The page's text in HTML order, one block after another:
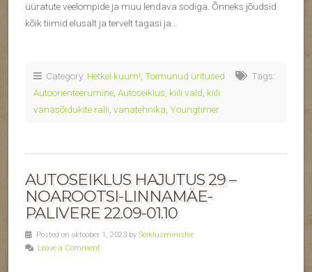
üüratute veelompide ja muu lendava sodiga. Õnneks jõudsid
kõik tiimid elusalt ja tervelt tagasi ja…
Category: Hetkel kuum! Toimunud üritused
Tags:
Autoorienteerumine Autoseiklus kiili vald kiili
vanasõidukite ralli vanatehnika Youngtimer
AUTOSEIKLUS HAJUTUS 29 –
NOAROOTSI-LINNAMÄE-
PALIVERE 22.09-01.10
Posted on oktoober 1, 2023 by Seiklusminister
Leave a Comment